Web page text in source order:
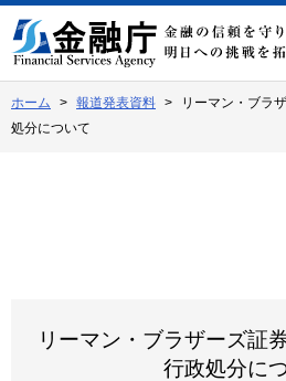
文
へ
動
ホーム 報道発表資料
リーマン・ブラ
処分について
リーマン・ブラザーズ証
行政処分に